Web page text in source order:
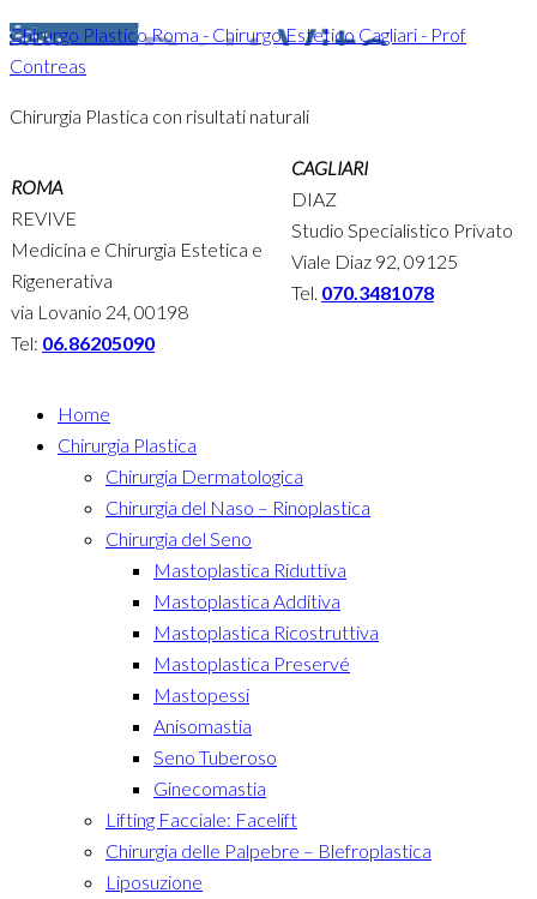
Chirurgo Plastico Roma - Chirurgo Estetico Cagliari - Prof
Contreas
Chirurgia Plastica con risultati naturali
ROMA
REVIVE
Medicina e Chirurgia Estetica e
Rigenerativa
via Lovanio 24, 00198
Tel: 06.86205090
CAGLIARI
DIAZ
Studio Specialistico Privato
Viale Diaz 92, 09125
Tel. 070.3481078
Home
Chirurgia Plastica
Chirurgia Dermatologica
Chirurgia del Naso – Rinoplastica
Chirurgia del Seno
Mastoplastica Riduttiva
Mastoplastica Additiva
Mastoplastica Ricostruttiva
Mastoplastica Preservé
Mastopessi
Anisomastia
Seno Tuberoso
Ginecomastia
Lifting Facciale: Facelift
Chirurgia delle Palpebre – Blefroplastica
Liposuzione